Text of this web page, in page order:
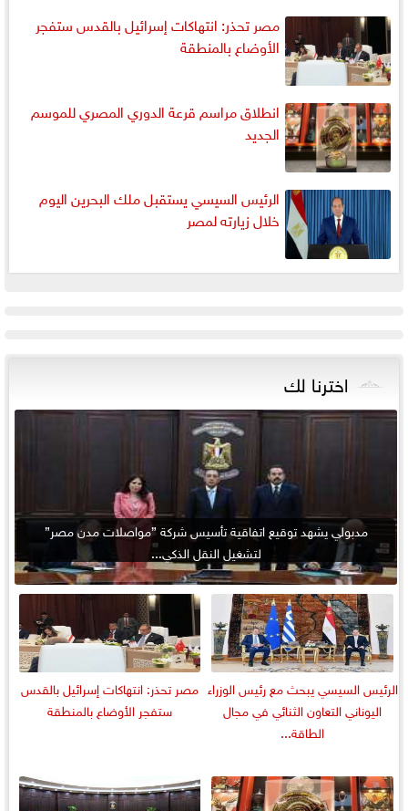
مصر تحذر: انتهاكات إسرائيل بالقدس ستفجر
الأوضاع بالمنطقة
انطلاق مراسم قرعة الدوري المصري للموسم
الجديد
الرئيس السيسي يستقبل ملك البحرين اليوم
خلال زيارته لمصر
اخترنا لك
مدبولي يشهد توقيع اتفاقية تأسيس شركة ”مواصلات مدن مصر”
لتشغيل النقل الذكي...
الرئيس السيسي يبحث مع رئيس الوزراء
اليوناني التعاون الثنائي في مجال
الطاقة...
مصر تحذر: انتهاكات إسرائيل بالقدس
ستفجر الأوضاع بالمنطقة